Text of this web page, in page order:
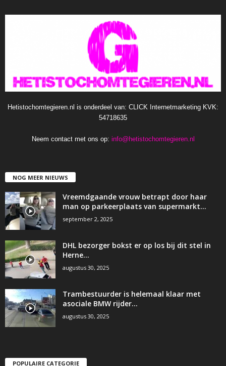
Hetistochomtegieren.nl is onderdeel van: CLICK Internetmarketing KVK:
54718635
Neem contact met ons op: info@hetistochomtegieren.nl
NOG MEER NIEUWS
Vreemdgaande vrouw betrapt door haar
man op parkeerplaats van supermarkt…
september 2, 2025
DHL bezorger bokst er op los bij dit stel in
Herne…
augustus 30, 2025
Trambestuurder is helemaal klaar met
asociale BMW rijder…
augustus 30, 2025
POPULAIRE CATEGORIE